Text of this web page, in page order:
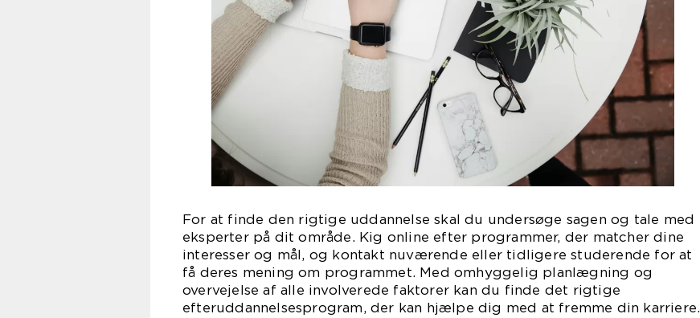
For at finde den rigtige uddannelse skal du undersøge sagen og tale med
eksperter på dit område. Kig online efter programmer, der matcher dine
interesser og mål, og kontakt nuværende eller tidligere studerende for at
få deres mening om programmet. Med omhyggelig planlægning og
overvejelse af alle involverede faktorer kan du finde det rigtige
efteruddannelsesprogram, der kan hjælpe dig med at fremme din karriere.